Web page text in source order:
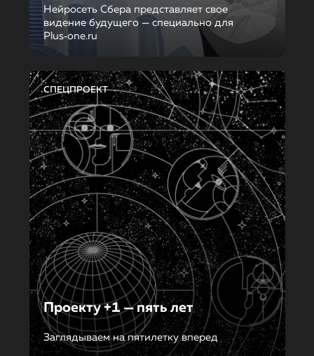
Нейросеть Сбера представляет свое
видение будущего — специально для
Plus‑one.ru
СПЕЦПРОЕКТ
Проекту +1 — пять лет
Заглядываем на пятилетку вперед